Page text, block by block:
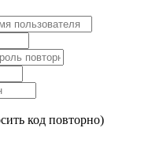
код повторно)